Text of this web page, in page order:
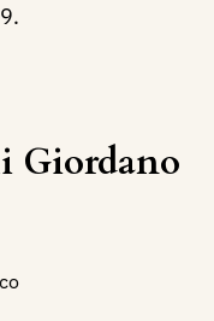
Giordano